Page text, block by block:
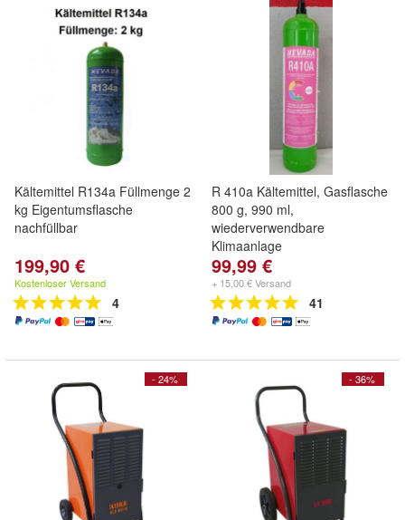
Kältemittel R134a Füllmenge 2
kg Eigentumsflasche
nachfüllbar
199,90 €
Kostenloser Versand
4
R 410a Kältemittel, Gasflasche
800 g, 990 ml,
wiederverwendbare
Klimaanlage
99,99 €
+ 15,00 € Versand
41
- 24% - 36%